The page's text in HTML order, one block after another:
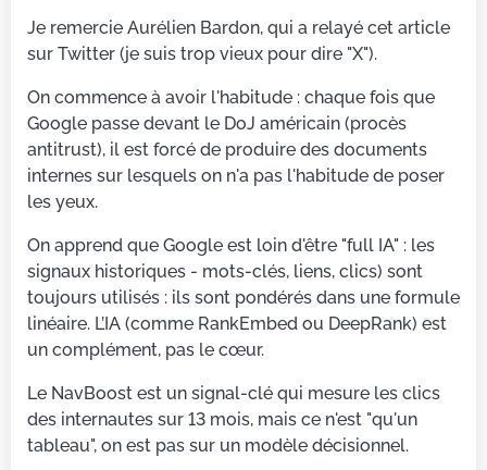
Je remercie Aurélien Bardon, qui a relayé cet article
sur Twitter (je suis trop vieux pour dire "X").
On commence à avoir l'habitude : chaque fois que
Google passe devant le DoJ américain (procès
antitrust), il est forcé de produire des documents
internes sur lesquels on n'a pas l'habitude de poser
les yeux.
On apprend que Google est loin d'être "full IA" : les
signaux historiques - mots-clés, liens, clics) sont
toujours utilisés : ils sont pondérés dans une formule
linéaire. L’IA (comme RankEmbed ou DeepRank) est
un complément, pas le cœur.
Le NavBoost est un signal-clé qui mesure les clics
des internautes sur 13 mois, mais ce n'est "qu'un
tableau", on est pas sur un modèle décisionnel.